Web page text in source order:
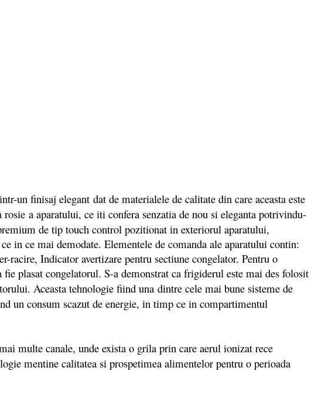
un finisaj elegant dat de materialele de calitate din care aceasta este
rosie a aparatului, ce iti confera senzatia de nou si eleganta potrivindu-
de tip touch control pozitionat in exteriorul aparatului,
in ce mai demodate. Elementele de comanda ale aparatului contin:
Indicator avertizare pentru sectiune congelator. Pentru o
plasat congelatorul. S-a demonstrat ca frigiderul este mai des folosit
Aceasta tehnologie fiind una dintre cele mai bune sisteme de
un consum scazut de energie, in timp ce in compartimentul
multe canale, unde exista o grila prin care aerul ionizat rece
mentine calitatea si prospetimea alimentelor pentru o perioada